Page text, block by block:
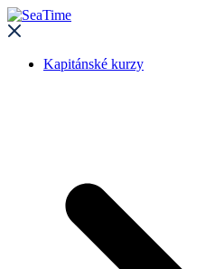
Kapitánské kurzy